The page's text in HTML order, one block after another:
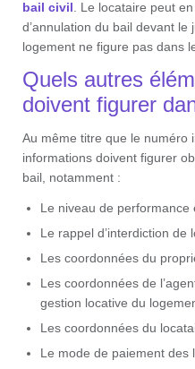
bail civil . Le locataire peut
d’annulation du bail devant
logement ne figure pas dans
Quels autres
doivent figurer
Au même titre que le numéro
informations doivent figurer
bail, notamment :
Le niveau de
Le rappel d’interdiction de
Les coordonnées du
Les coordonnées de
gestion locative du
Les coordonnées du
Le mode de paiement des